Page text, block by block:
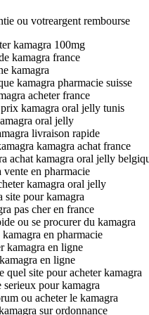
ou votreargent rembourse
kamagra 100mg
kamagra france
kamagra
kamagra pharmacie suisse
acheter france
kamagra oral jelly tunis
oral jelly
livraison rapide
kamagra achat france
achat kamagra oral jelly
vente en pharmacie
kamagra oral jelly
site pour kamagra
pas cher en france
ou se procurer du kamagra
en pharmacie
kamagra en ligne
en ligne
quel site pour acheter kamagra
serieux pour kamagra
ou acheter le kamagra
sur ordonnance